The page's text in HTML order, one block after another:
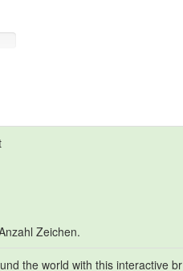
Zeichen.
the world with this interactive br